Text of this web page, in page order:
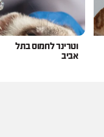
וטרינר לחמוס בתל
אביב